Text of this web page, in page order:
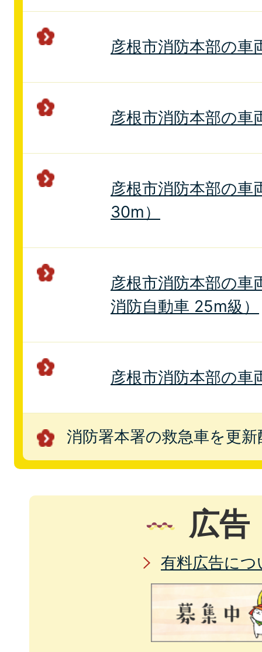
彦根市消防本部の車
彦根市消防本部の車
彦根市消防本部の車
30m）
彦根市消防本部の車
消防自動車 25m級）
彦根市消防本部の車
消防署本署の救急車を更
広告
有料広告につ